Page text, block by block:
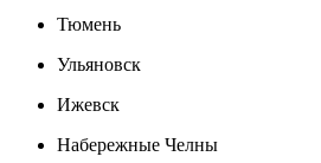
Тюмень
Ульяновск
Ижевск
Набережные Челны